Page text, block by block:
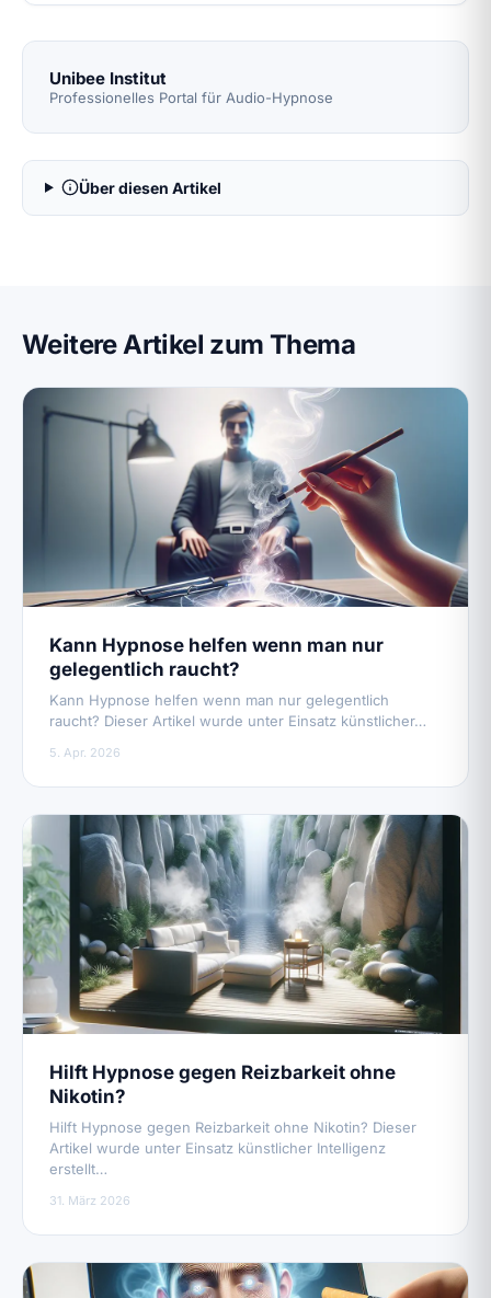
Unibee Institut
Professionelles Portal für Audio-Hypnose
Über diesen Artikel
Weitere Artikel zum Thema
Kann Hypnose helfen wenn man nur
gelegentlich raucht?
Kann Hypnose helfen wenn man nur gelegentlich
raucht? Dieser Artikel wurde unter Einsatz künstlicher…
5. Apr. 2026
Hilft Hypnose gegen Reizbarkeit ohne
Nikotin?
Hilft Hypnose gegen Reizbarkeit ohne Nikotin? Dieser
Artikel wurde unter Einsatz künstlicher Intelligenz
erstellt…
31. März 2026